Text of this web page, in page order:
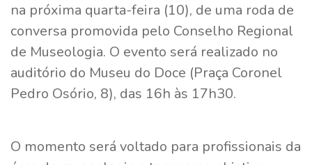
na próxima quarta-feira (10), de uma roda de
conversa promovida pelo Conselho Regional
de Museologia. O evento será realizado no
auditório do Museu do Doce (Praça Coronel
Pedro Osório, 8), das 16h às 17h30.
O momento será voltado para profissionais da